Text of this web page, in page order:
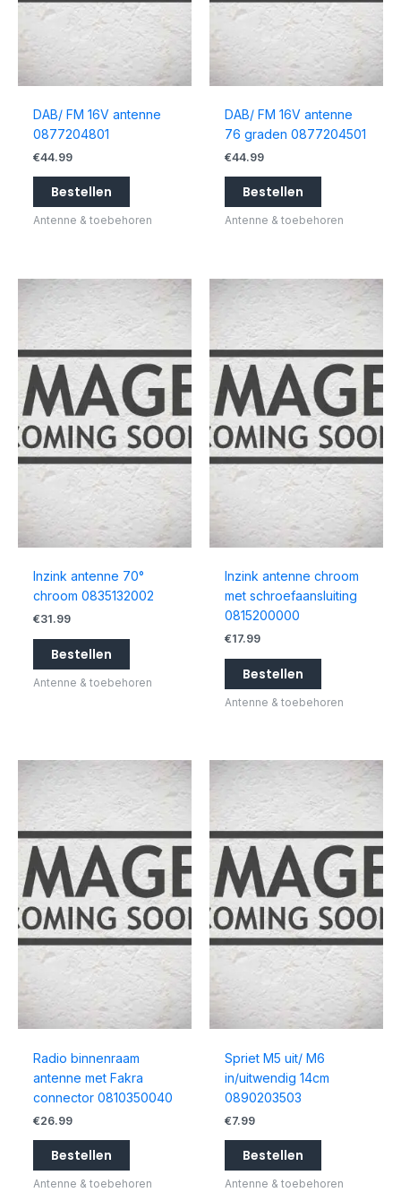
DAB/ FM 16V antenne
0877204801
€44.99
Bestellen
Antenne & toebehoren
DAB/ FM 16V antenne
76 graden 0877204501
€44.99
Bestellen
Antenne & toebehoren
Inzink antenne 70°
chroom 0835132002
€31.99
Bestellen
Antenne & toebehoren
Inzink antenne chroom
met schroefaansluiting
0815200000
€17.99
Bestellen
Antenne & toebehoren
Radio binnenraam
antenne met Fakra
connector 0810350040
€26.99
Bestellen
Antenne & toebehoren
Spriet M5 uit/ M6
in/uitwendig 14cm
0890203503
€7.99
Bestellen
Antenne & toebehoren